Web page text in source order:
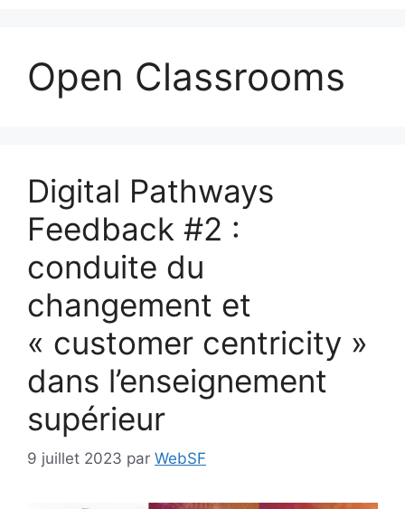
Open Classrooms
Digital Pathways
Feedback #2 :
conduite du
changement et
« customer centricity »
dans l’enseignement
supérieur
9 juillet 2023 par WebSF